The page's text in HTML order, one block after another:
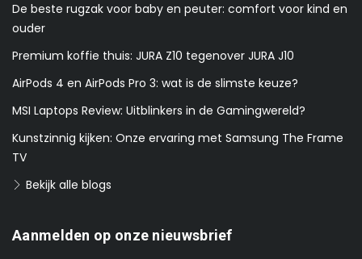
De beste rugzak voor baby en peuter: comfort voor kind en
ouder
Premium koffie thuis: JURA Z10 tegenover JURA J10
AirPods 4 en AirPods Pro 3: wat is de slimste keuze?
MSI Laptops Review: Uitblinkers in de Gamingwereld?
Kunstzinnig kijken: Onze ervaring met Samsung The Frame
TV
Bekijk alle blogs
Aanmelden op onze nieuwsbrief